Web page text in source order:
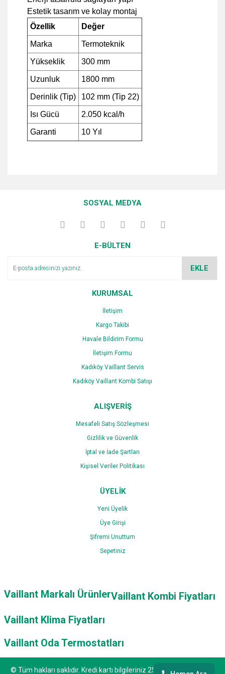
Estetik tasarım ve kolay montaj
Özellik
Değer
Marka Termoteknik
Yükseklik 300 mm
Uzunluk 1800 mm
Derinlik (Tip) 102 mm (Tip 22)
Isı Gücü 2.050 kcal/h
Garanti 10 Yıl
kullanarak tarafımıza iletebilirsiniz.
Görüş ve önerileriniz için teşekkür ederiz.
Ürün açıklamasında eksik bilgiler bulunuyor.
Bu ürüne benzer farklı alternatifler olmalı.
Gönder
SOSYAL MEDYA
E-BÜLTEN
EKLE
KURUMSAL
İletişim
Kargo Takibi
Havale Bildirim Formu
İletişim Formu
Kadıköy Vaillant Servis
Kadıköy Vaillant Kombi Satışı
ALIŞVERİŞ
Mesafeli Satış Sözleşmesi
Gizlilik ve Güvenlik
İptal ve İade Şartları
Kişisel Veriler Politikası
ÜYELİK
Yeni Üyelik
Üye Girişi
Şifremi Unuttum
Sepetiniz
Vaillant Markalı ÜrünlerVaillant Kombi Fiyatları
Vaillant Klima Fiyatları
Vaillant Oda Termostatları
© Tüm hakları saklıdır. Kredi kartı bilgileriniz 256bit SSL sertifikası